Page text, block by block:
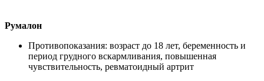
Румалон
Противопоказания: возраст до 18 лет, беременность и
период грудного вскармливания, повышенная
чувствительность, ревматоидный артрит